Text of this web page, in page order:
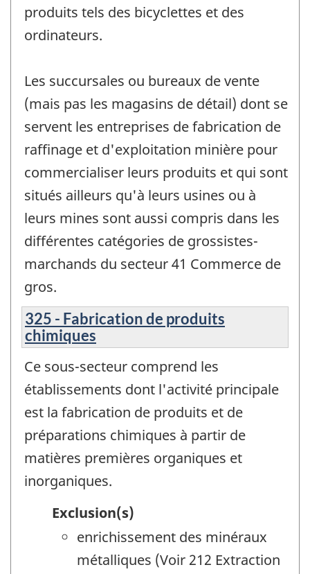
produits tels des bicyclettes et des
ordinateurs.
Les succursales ou bureaux de vente
(mais pas les magasins de détail) dont se
servent les entreprises de fabrication de
raffinage et d'exploitation minière pour
commercialiser leurs produits et qui sont
situés ailleurs qu'à leurs usines ou à
leurs mines sont aussi compris dans les
différentes catégories de grossistes-
marchands du secteur 41 Commerce de
gros.
325 - Fabrication de produits
chimiques
Ce sous-secteur comprend les
établissements dont l'activité principale
est la fabrication de produits et de
préparations chimiques à partir de
matières premières organiques et
inorganiques.
Exclusion(s)
enrichissement des minéraux
métalliques (Voir 212 Extraction